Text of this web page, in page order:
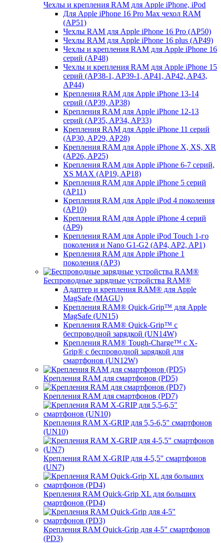
Чехлы и крепления RAM для Apple iPhone, iPod
Для Apple iPhone 16 Pro Max чехол RAM
(AP51)
Чехлы RAM для Apple iPhone 16 Pro (AP50)
Чехлы RAM для Apple iPhone 16 plus (AP49)
Чехлы и крепления RAM для Apple iPhone 16
серий (AP48)
Чехлы и крепления RAM для Apple iPhone 15
серий (AP38-1, AP39-1, AP41, AP42, AP43,
AP44)
Крепления RAM для Apple iPhone 13-14
серий (AP39, AP38)
Крепления RAM для Apple iPhone 12-13
серий (AP35, AP34, AP33)
Крепления RAM для Apple iPhone 11 серий
(AP30, AP29, AP28)
Крепления RAM для Apple iPhone X, XS, XR
(AP26, AP25)
Крепления RAM для Apple iPhone 6-7 серий,
XS MAX (AP19, AP18)
Крепления RAM для Apple iPhone 5 серий
(AP11)
Крепления RAM для Apple iPod 4 поколения
(AP10)
Крепления RAM для Apple iPhone 4 серий
(AP9)
Крепления RAM для Apple iPod Touch 1-го
поколения и Nano G1-G2 (AP4, AP2, AP1)
Крепления RAM для Apple iPhone 1
поколения (AP3)
Беспроводные зарядные устройства RAM®
Адаптер и крепления RAM® для Apple
MagSafe (MAGU)
Крепления RAM® Quick-Grip™ для Apple
MagSafe (UN15)
Крепления RAM® Quick-Grip™ с
беспроводной зарядкой (UN14W)
Крепления RAM® Tough-Charge™ с X-
Grip® с беспроводной зарядкой для
смартфонов (UN12W)
Крепления RAM для смартфонов (PD5)
Крепления RAM для смартфонов (PD7)
Крепления RAM X-GRIP для 5,5-6,5" смартфонов
(UN10)
Крепления RAM X-GRIP для 4-5,5" смартфонов
(UN7)
Крепления RAM Quick-Grip XL для больших
смартфонов (PD4)
Крепления RAM Quick-Grip для 4-5" смартфонов
(PD3)